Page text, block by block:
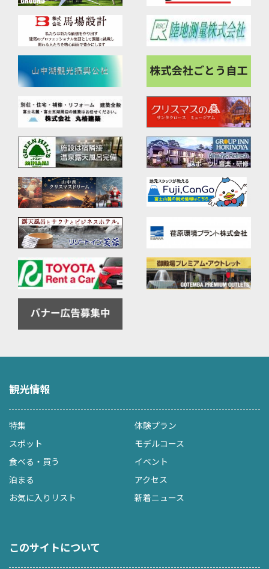
観光情報
特集
体験プラン
スポット
モデルコース
食べる・買う
イベント
泊まる
アクセス
お気に入りリスト
新着ニュース
このサイトについて